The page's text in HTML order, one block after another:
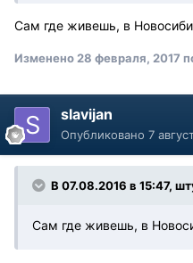
Сам где живешь, в
Изменено 28 февраля, 2017
slavijan
Опубликовано 7
В 07.08.2016 в 15:47,
Сам где живешь, в